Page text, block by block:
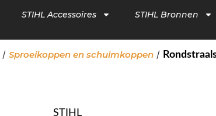
STIHL Accessoires STIHL Bronnen
/ Sproeikoppen en schuimkoppen /
STIHL